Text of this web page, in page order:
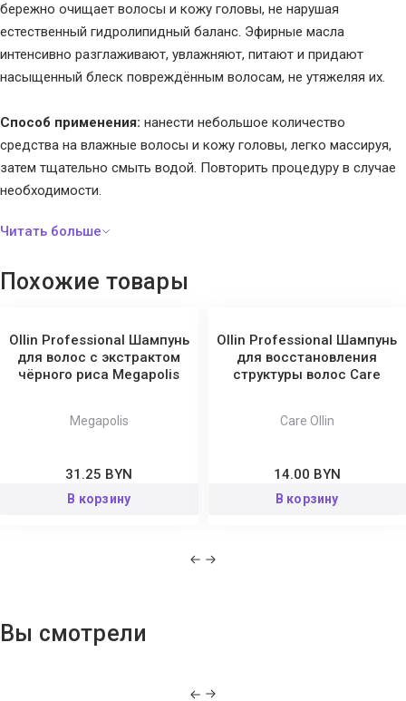
бережно очищает волосы и кожу головы, не нарушая
естественный гидролипидный баланс. Эфирные масла
интенсивно разглаживают, увлажняют, питают и придают
насыщенный блеск повреждённым волосам, не утяжеляя их.
Способ применения: нанести небольшое количество
средства на влажные волосы и кожу головы, легко массируя,
затем тщательно смыть водой. Повторить процедуру в случае
необходимости.
Похожие товары
Ollin Professional Шампунь
для волос с экстрактом
чёрного риса Megapolis
Megapolis
31.25 BYN
В корзину
Ollin Professional Шампунь
для восстановления
структуры волос Сare
Care Ollin
14.00 BYN
В корзину
Вы смотрели